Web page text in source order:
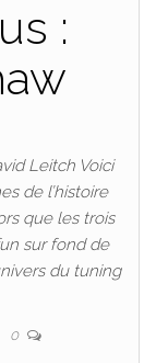
:
Leitch Voici
de l’histoire
que les trois
sur fond de
du tuning
0